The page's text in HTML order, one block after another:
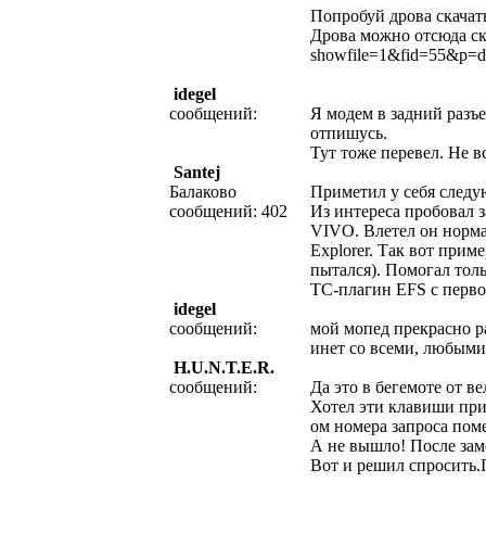
Попробуй дрова
Дрова можно отсюда
idegel
сообщений:
Я модем в задний
отпишусь.
Тут тоже перевел. Не
Santej
Балаково
сообщений: 402
Приметил у себя
Из интереса пробовал
VIVO. Влетел он
Explorer. Так вот
пытался). Помогал
TC-плагин EFS с
idegel
сообщений:
мой мопед прекрасно
инет со всеми,
H.U.N.T.E.R.
сообщений:
Да это в бегемоте от
Хотел эти клавиши
ом номера запроса
А не вышло! После
Вот и решил